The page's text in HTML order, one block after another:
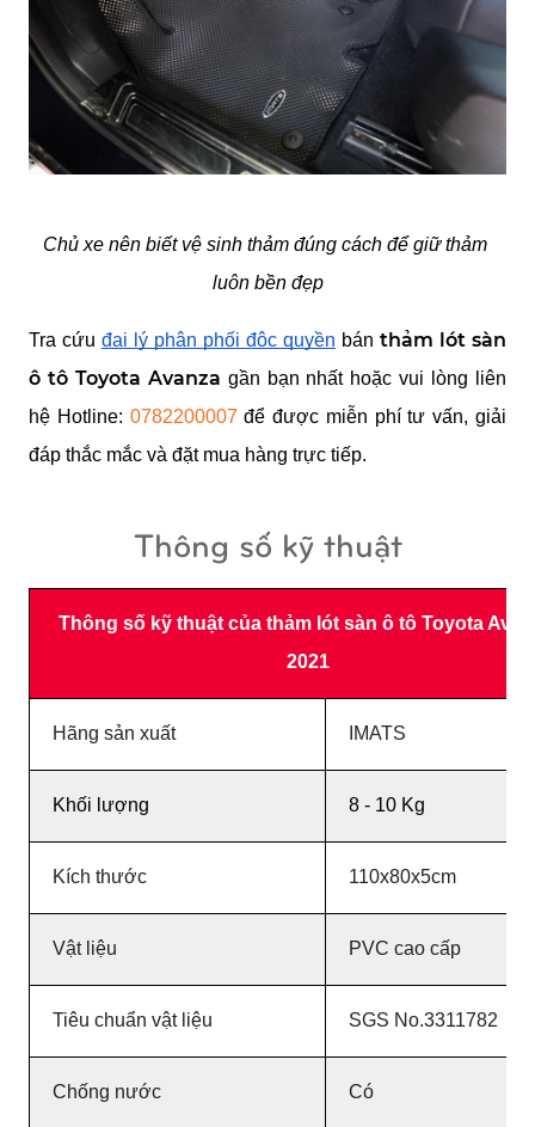
Chủ xe nên biết vệ sinh thảm đúng cách để giữ thảm
luôn bền đẹp
Tra cứu đại lý phân phối độc quyền bán thảm lót sàn
ô tô Toyota Avanza gần bạn nhất hoặc vui lòng liên
hệ Hotline: 0782200007 để được miễn phí tư vấn, giải
đáp thắc mắc và đặt mua hàng trực tiếp.
Thông số kỹ thuật
Thông số kỹ thuật của thảm lót sàn ô tô Toyota
2021
Hãng sản xuất IMATS
Khối lượng 8 - 10 Kg
Kích thước 110x80x5cm
Vật liệu PVC cao cấp
Tiêu chuẩn vật liệu SGS No.3311782
Chống nước Có